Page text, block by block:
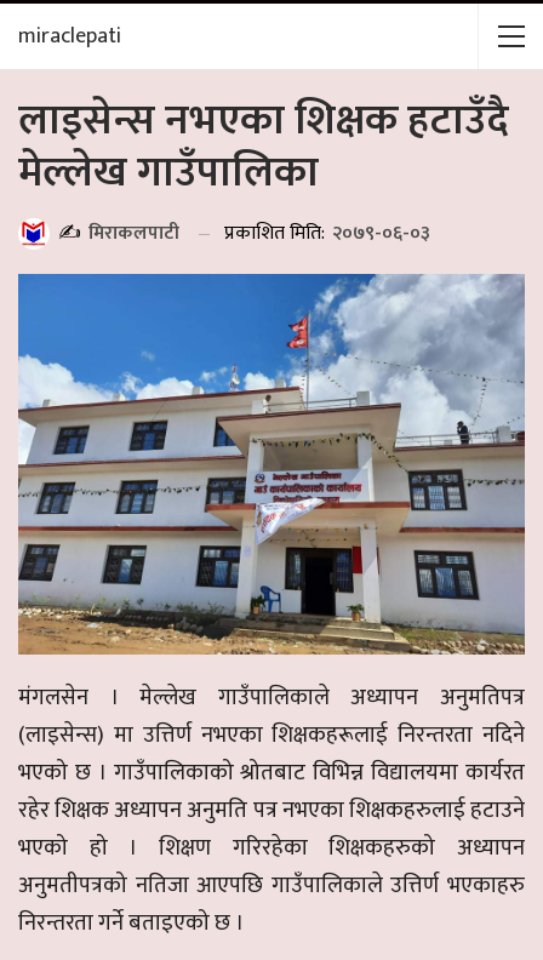
miraclepati
लाइसेन्स नभएका शिक्षक हटाउँदै
मेल्लेख गाउँपालिका
✍️ मिराकलपाटी प्रकाशित मिति: २०७९-०६-०३
मंगलसेन । मेल्लेख गाउँपालिकाले अध्यापन अनुमतिपत्र
(लाइसेन्स) मा उत्तिर्ण नभएका शिक्षकहरूलाई निरन्तरता नदिने
भएको छ । गाउँपालिकाको श्रोतबाट विभिन्न विद्यालयमा कार्यरत
रहेर शिक्षक अध्यापन अनुमति पत्र नभएका शिक्षकहरुलाई हटाउने
भएको हो । शिक्षण गरिरहेका शिक्षकहरुको अध्यापन
अनुमतीपत्रको नतिजा आएपछि गाउँपालिकाले उत्तिर्ण भएकाहरु
निरन्तरता गर्ने बताइएको छ ।